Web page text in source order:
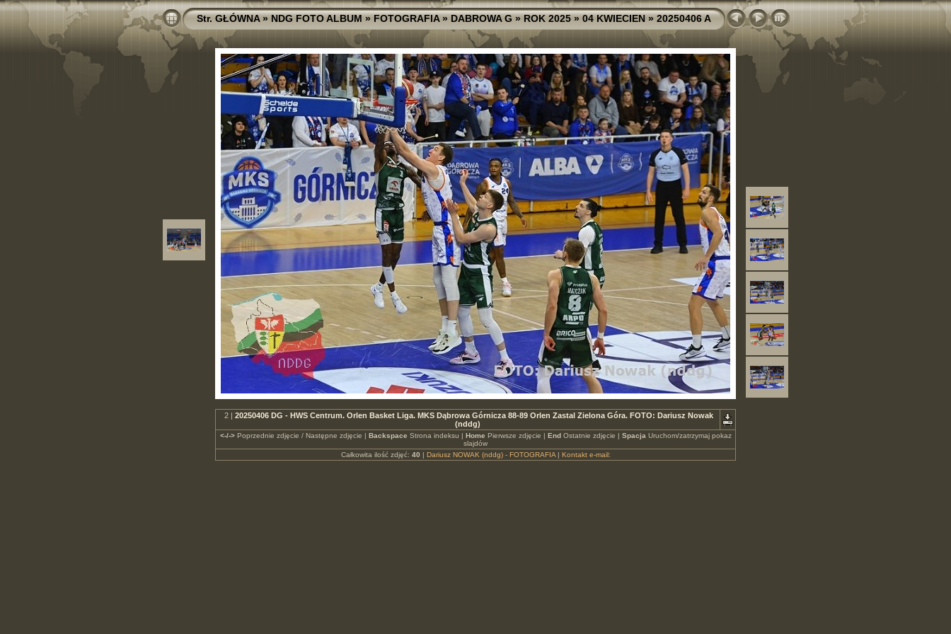
Str. GŁÓWNA»NDG FOTO ALBUM»FOTOGRAFIA»DABROWA G»ROK 2025»04 KWIECIEN»20250406 A
2 | 20250406 DG - HWS Centrum. Orlen Basket Liga. MKS Dąbrowa Górnicza 88-89 Orlen Zastal Zielona Góra. FOTO: Dariusz Nowak
(nddg)
<-/->Poprzednie zdjęcie / Następne zdjęcie | Backspace Strona indeksu | Home Pierwsze zdjęcie | EndOstatnie zdjęcie | Spacja Uruchom/zatrzymaj pokaz
slajdów
Całkowita ilość zdjęć: 40 | Dariusz NOWAK (nddg) - FOTOGRAFIA| Kontakt e-mail: